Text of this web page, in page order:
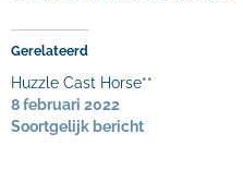
Gerelateerd
Huzzle Cast Horse**
8 februari 2022
Soortgelijk bericht